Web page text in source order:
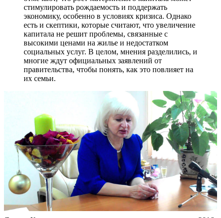
стимулировать рождаемость и поддержать
экономику, особенно в условиях кризиса. Однако
есть и скептики, которые считают, что увеличение
капитала не решит проблемы, связанные с
высокими ценами на жилье и недостатком
социальных услуг. В целом, мнения разделились, и
многие ждут официальных заявлений от
правительства, чтобы понять, как это повлияет на
их семьи.